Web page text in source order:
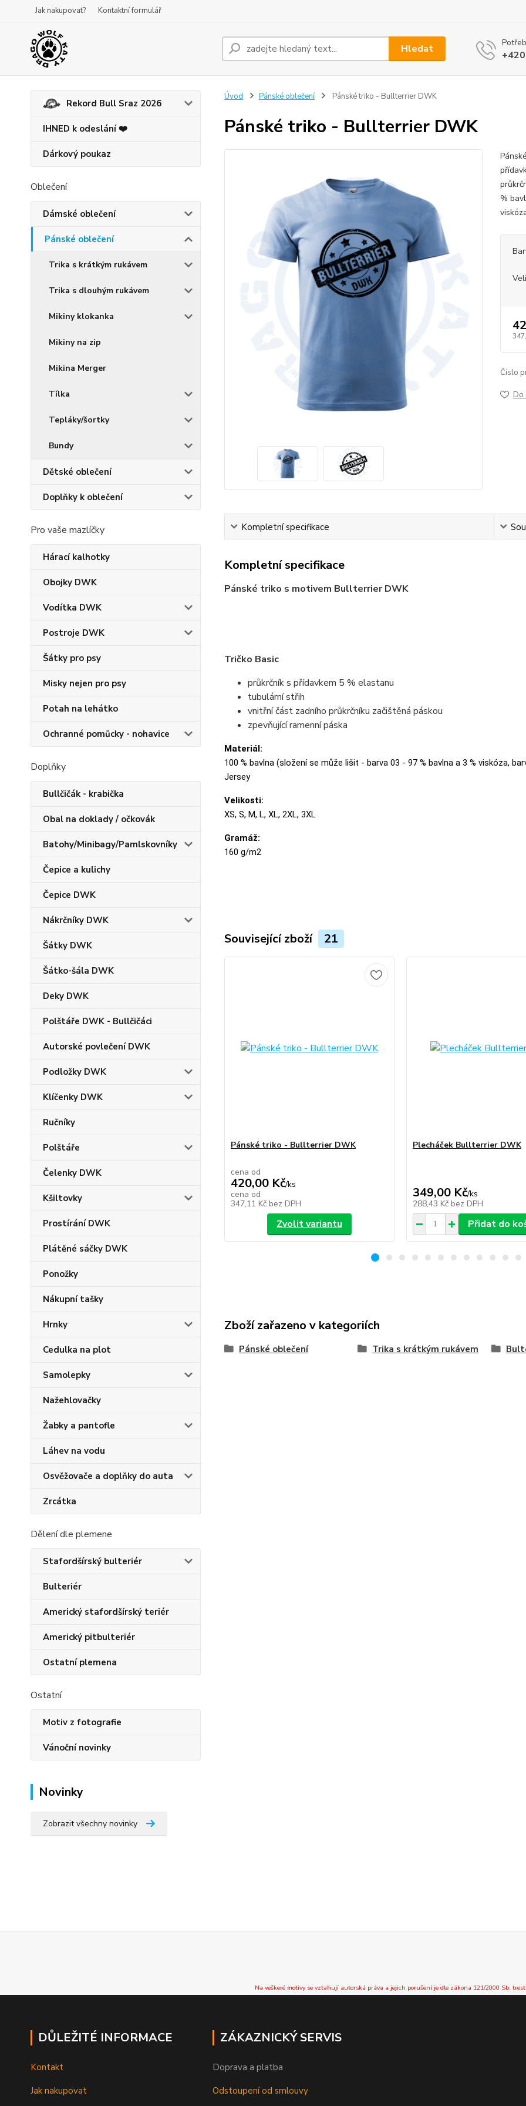
Jak nakupovat? Kontaktní formulář
Hledat
Rekord Bull Sraz 2026
IHNED k odeslání ❤️
Dárkový poukaz
Oblečení
Dámské oblečení
Pánské oblečení
Trika s krátkým rukávem
Trika s dlouhým rukávem
Mikiny klokanka
Mikiny na zip
Mikina Merger
Tílka
Tepláky/šortky
Bundy
Dětské oblečení
Doplňky k oblečení
Pro vaše mazlíčky
Hárací kalhotky
Obojky DWK
Vodítka DWK
Postroje DWK
Šátky pro psy
Misky nejen pro psy
Potah na lehátko
Ochranné pomůcky - nohavice
Doplňky
Bullčičák - krabička
Obal na doklady / očkovák
Batohy/Minibagy/Pamlskovníky
Čepice a kulichy
Čepice DWK
Nákrčníky DWK
Šátky DWK
Šátko-šála DWK
Deky DWK
Polštáře DWK - Bullčičáci
Autorské povlečení DWK
Podložky DWK
Klíčenky DWK
Ručníky
Polštáře
Čelenky DWK
Kšiltovky
Prostírání DWK
Plátěné sáčky DWK
Ponožky
Nákupní tašky
Hrnky
Cedulka na plot
Samolepky
Nažehlovačky
Žabky a pantofle
Láhev na vodu
Osvěžovače a doplňky do auta
Zrcátka
Dělení dle plemene
Stafordšírský bulteriér
Bulteriér
Americký stafordšírský teriér
Americký pitbulteriér
Ostatní plemena
Ostatní
Motiv z fotografie
Vánoční novinky
Novinky
Zobrazit všechny novinky
Úvod Pánské oblečení Pánské triko - Bullterrier DWK
Pánské triko - Bullterrier DWK
%
Číslo
Do
Kompletní specifikace
Kompletní specifikace
Pánské triko s motivem Bullterrier DWK
Tričko Basic
průkrčník s přídavkem 5 % elastanu
tubulární střih
vnitřní část zadního průkrčníku začištěná páskou
zpevňující ramenní páska
Materiál:
100 % bavlna (složení se může lišit - barva 03 - 97 % bavlna a 3 % viskóza,
Jersey
Velikosti:
XS, S, M, L, XL, 2XL, 3XL
Gramáž:
160 g/m2
Související zboží 21
Pánské triko - Bullterrier DWK
cena od
420,00 Kč/ks
cena od
347,11 Kč bez DPH
Zvolit variantu
Plecháček Bullterrier DWK
349,00 Kč/ks
288,43 Kč bez DPH
Přidat do
Zboží zařazeno v kategoriích
Pánské oblečení Trika s krátkým rukávem
Na veškeré motivy se vztahují autorská práva a jejich porušení je dle zákona 121/2000 Sb.
DŮLEŽITÉ INFORMACE
Kontakt
Jak nakupovat
ZÁKAZNICKÝ SERVIS
Doprava a platba
Odstoupení od smlouvy